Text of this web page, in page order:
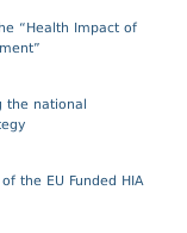
“Health Impact of
the national
the EU Funded HIA